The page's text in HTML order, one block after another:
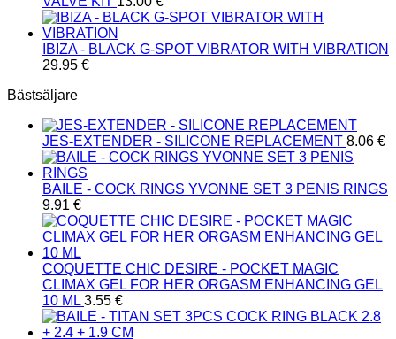
IBIZA - BLACK G-SPOT VIBRATOR WITH VIBRATION
29.95 €
Bästsäljare
JES-EXTENDER - SILICONE REPLACEMENT 8.06 €
BAILE - COCK RINGS YVONNE SET 3 PENIS RINGS
9.91 €
COQUETTE CHIC DESIRE - POCKET MAGIC
CLIMAX GEL FOR HER ORGASM ENHANCING GEL
10 ML 3.55 €